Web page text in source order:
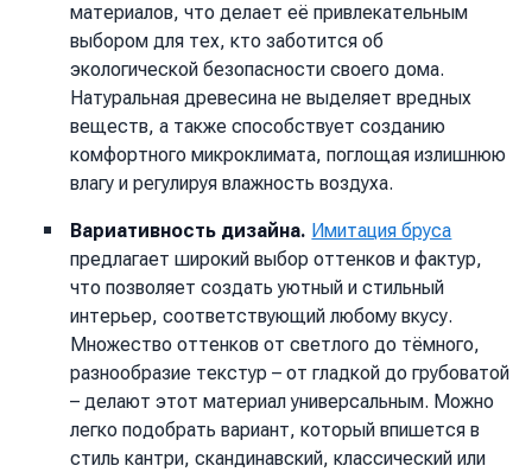
материалов, что делает её привлекательным
выбором для тех, кто заботится об
экологической безопасности своего дома.
Натуральная древесина не выделяет вредных
веществ, а также способствует созданию
комфортного микроклимата, поглощая излишнюю
влагу и регулируя влажность воздуха.
Вариативность дизайна. Имитация бруса
предлагает широкий выбор оттенков и фактур,
что позволяет создать уютный и стильный
интерьер, соответствующий любому вкусу.
Множество оттенков от светлого до тёмного,
разнообразие текстур – от гладкой до грубоватой
– делают этот материал универсальным. Можно
легко подобрать вариант, который впишется в
стиль кантри, скандинавский, классический или